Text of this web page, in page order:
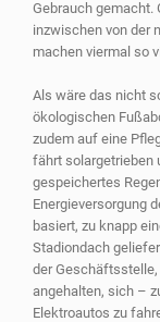
Gebrauch gemacht.
inzwischen von der
machen viermal so
Als wäre das nicht
ökologischen
zudem auf eine
fährt solargetrieben
gespeichertes
Energieversorgung
basiert, zu knapp
Stadiondach
der
angehalten, sich –
Elektroautos zu